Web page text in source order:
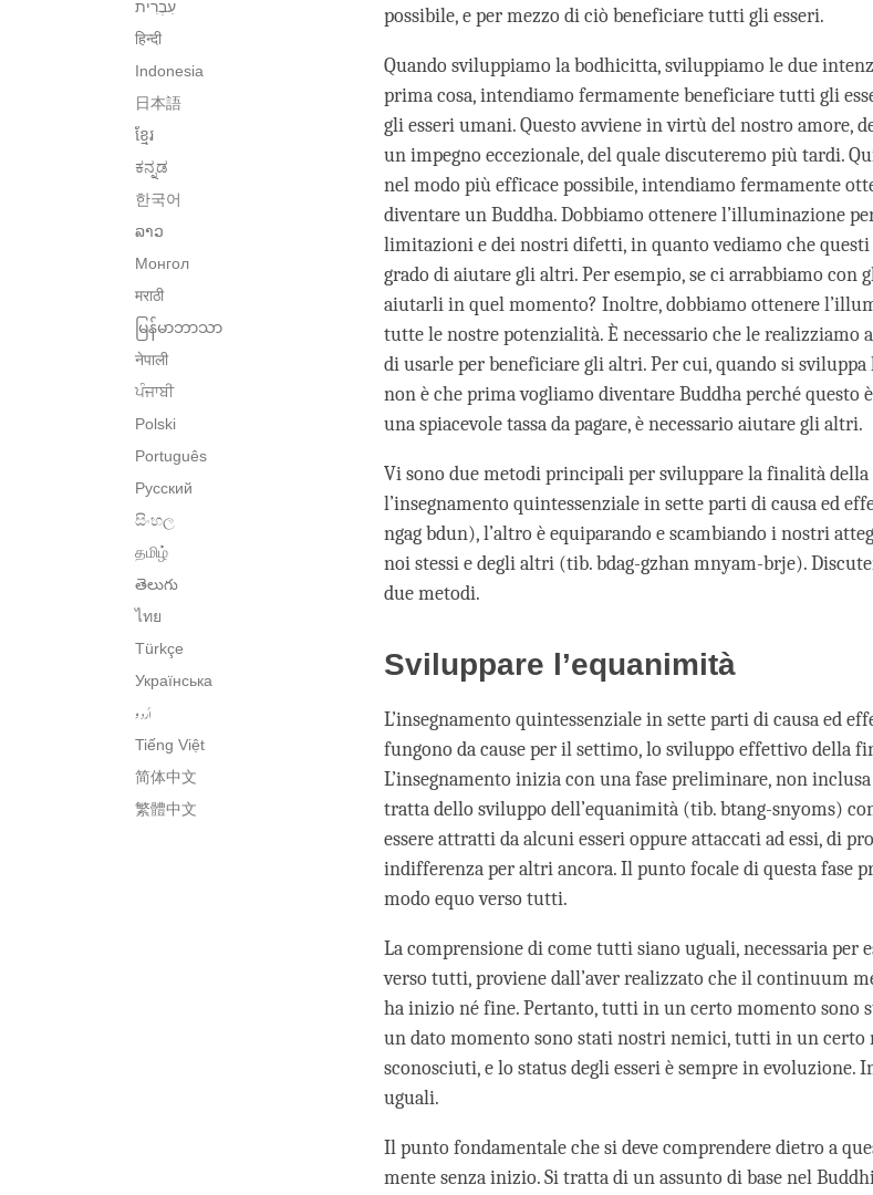
हिन्दी
Indonesia
日本語
ខ្មែរ
ಕನ್ನಡ
한국어
ລາວ
Монгол
मराठी
မြန်မာဘာသာ
नेपाली
ਪੰਜਾਬੀ
Polski
Português
Русский
සිංහල
தமிழ்
తెలుగు
ไทย
Türkçe
Українська
اُردو
Tiếng Việt
简体中文
繁體中文
possibile, e per mezzo di ciò beneficiare tutti gli esseri.
Quando sviluppiamo la bodhicitta, sviluppiamo le due
prima cosa, intendiamo fermamente beneficiare tutti gli
gli esseri umani. Questo avviene in virtù del nostro amore,
un impegno eccezionale, del quale discuteremo più tardi.
nel modo più efficace possibile, intendiamo fermamente
diventare un Buddha. Dobbiamo ottenere l’illuminazione
limitazioni e dei nostri difetti, in quanto vediamo che questi
grado di aiutare gli altri. Per esempio, se ci arrabbiamo con
aiutarli in quel momento? Inoltre, dobbiamo ottenere
tutte le nostre potenzialità. È necessario che le realizziamo
di usarle per beneficiare gli altri. Per cui, quando si
non è che prima vogliamo diventare Buddha perché questo
una spiacevole tassa da pagare, è necessario aiutare gli altri.
Vi sono due metodi principali per sviluppare la finalità
l’insegnamento quintessenziale in sette parti di causa ed
ngag bdun), l’altro è equiparando e scambiando i nostri
noi stessi e degli altri (tib. bdag-gzhan mnyam-brje).
due metodi.
Sviluppare l’equanimità
L’insegnamento quintessenziale in sette parti di causa ed
fungono da cause per il settimo, lo sviluppo effettivo della
L’insegnamento inizia con una fase preliminare, non
tratta dello sviluppo dell’equanimità (tib. btang-snyoms)
essere attratti da alcuni esseri oppure attaccati ad essi, di
indifferenza per altri ancora. Il punto focale di questa fase
modo equo verso tutti.
La comprensione di come tutti siano uguali, necessaria per
verso tutti, proviene dall’aver realizzato che il continuum
ha inizio né fine. Pertanto, tutti in un certo momento sono
un dato momento sono stati nostri nemici, tutti in un certo
sconosciuti, e lo status degli esseri è sempre in evoluzione.
uguali.
Il punto fondamentale che si deve comprendere dietro a
mente senza inizio. Si tratta di un assunto di base nel